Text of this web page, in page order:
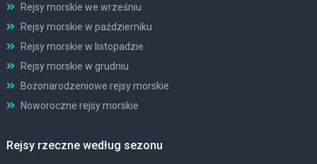
Rejsy morskie we wrześniu
Rejsy morskie w październiku
Rejsy morskie w listopadzie
Rejsy morskie w grudniu
Bożonarodzeniowe rejsy morskie
Noworoczne rejsy morskie
Rejsy rzeczne według sezonu